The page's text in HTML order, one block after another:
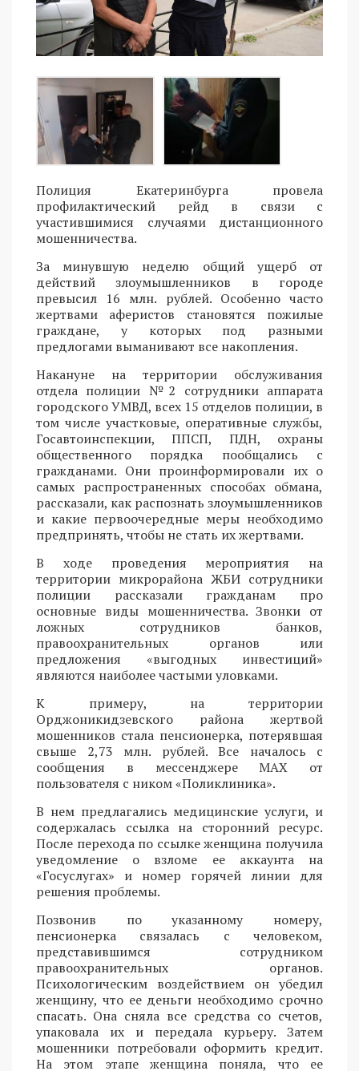
Полиция Екатеринбурга провела
профилактический рейд в связи с
участившимися случаями дистанционного
мошенничества.
За минувшую неделю общий ущерб от
действий злоумышленников в городе
превысил 16 млн. рублей. Особенно часто
жертвами аферистов становятся пожилые
граждане, у которых под разными
предлогами выманивают все накопления.
Накануне на территории обслуживания
отдела полиции №2 сотрудники аппарата
городского УМВД, всех 15 отделов полиции, в
том числе участковые, оперативные службы,
Госавтоинспекции, ППСП, ПДН, охраны
общественного порядка пообщались с
гражданами. Они проинформировали их о
самых распространенных способах обмана,
рассказали, как распознать злоумышленников
и какие первоочередные меры необходимо
предпринять, чтобы не стать их жертвами.
В ходе проведения мероприятия на
территории микрорайона ЖБИ сотрудники
полиции рассказали гражданам про
основные виды мошенничества. Звонки от
ложных сотрудников банков,
правоохранительных органов или
предложения «выгодных инвестиций»
являются наиболее частыми уловками.
К примеру, на территории
Орджоникидзевского района жертвой
мошенников стала пенсионерка, потерявшая
свыше 2,73 млн. рублей. Все началось с
сообщения в мессенджере MAX от
пользователя с ником «Поликлиника».
В нем предлагались медицинские услуги, и
содержалась ссылка на сторонний ресурс.
После перехода по ссылке женщина получила
уведомление о взломе ее аккаунта на
«Госуслугах» и номер горячей линии для
решения проблемы.
Позвонив по указанному номеру,
пенсионерка связалась с человеком,
представившимся сотрудником
правоохранительных органов.
Психологическим воздействием он убедил
женщину, что ее деньги необходимо срочно
спасать. Она сняла все средства со счетов,
упаковала их и передала курьеру. Затем
мошенники потребовали оформить кредит.
На этом этапе женщина поняла, что ее